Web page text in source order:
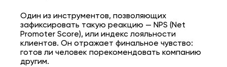
Один из инструментов, позволяющих
зафиксировать такую реакцию — NPS (Net
Promoter Score), или индекс лояльности
клиентов. Он отражает финальное чувство:
готов ли человек порекомендовать компанию
другим.